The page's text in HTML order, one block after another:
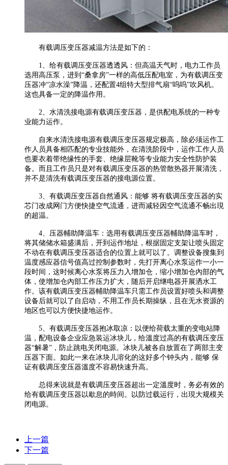
有载调压变压器减温方法是如下的：
1、给有载调压变压器透透风：但高温天气时，电力工作员
选用高压泵，进到“桑拿房”一样的高低压配电室，为有载调压变
压器冲“凉水澡”降温，还配置4组特大型排气扇“呜呜”吹风机。
这也具备一定的降温作用。
2、水清洗接电源有载调压变压器，是供配电系统的一种专
业能力运作。
自来水清洗接电源有载调压变压器规定极高，除必须运作工
作人员具备相匹配的专业技能外，在清洗阶段中，运作工作人员
也要衣着带绝缘性的手套、绝缘层靴等专业能力安全性防护装
备。而且工作员只是对有载调压变压器的热管散热器开展清洗，
并不是清洗有载调压变压器的接电源位置。
3、有载调压变压器自然通风：能够 将有载调压变压器的实
芯门改成网门方便快捷空气流通，进而减轻因空气流通不畅出現
的超温。
4、压器輔助降温车：选用有载调压变压器輔助降温车时，
将其储储水箱盛满后，开到运作地址，根据固定支架让喷头固定
不动在有载调压变压器适合的位置上就可以了。调整设备搜集到
温度感应器信号值高过控制参数时，先打开离心水泵运作一小一
段时间，这时候离心水泵将压力入增加仓，缩小增加仓內部的气
体，使增加仓內部工作压力扩大，随后开启继电器开展洒水工
作。该有载调压变压器輔助降温车只需工作员设置好喷头和调整
设备后就可以了自启动，不用工作员长期操纵，且在无水资源的
地区也可以方便快捷地运作。
5、有载调压变压器抱冰取凉：以便给荷载太重的变电站降
温，配电设备企业应急装运冰块儿，给溫度过高的有载调压变压
器“解暑”，防止跳电关闭电源。冰块儿被各自放置在了两部主变
压器下面。如此一来在冰块儿溶化的这好多个钟头内，能够 保
证有载调压变压器溫度不容易快速升高。
总得来说就是有载调压变压器超出一定溫度时，务必有效的
给有载调压变压器以歇息的時间。以防过载运行，出現大规模关
闭电源。
上一篇
下一篇